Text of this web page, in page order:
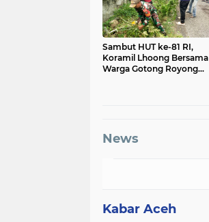
Sambut HUT ke-81 RI,
Koramil Lhoong Bersama
Warga Gotong Royong
News
Kabar Aceh